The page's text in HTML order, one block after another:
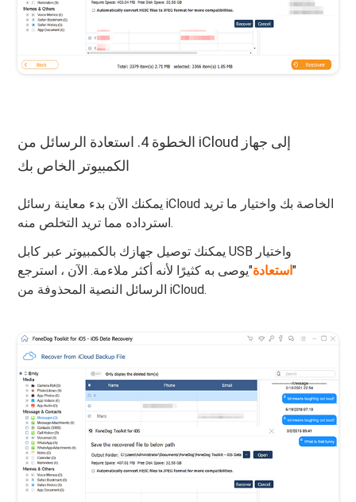
الخطوة 4. استعادة الرسائل من iCloud إلى جهاز
الكمبيوتر الخاص بك
يمكنك الآن بدء معاينة رسائل iCloud الخاصة بك واختيار ما تريد
استرداده مما تريد التخلص منه.
يمكنك توصيل جهازك بالكمبيوتر عبر كابل USB واختيار
"استعادة"يوصى به كثيرًا لأنه أكثر ملاءمة. الآن ، استرجع
الرسائل النصية المحذوفة من iCloud.